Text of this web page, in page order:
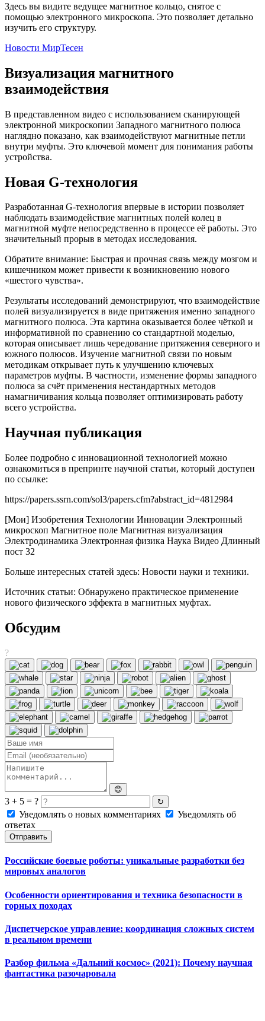
Здесь вы видите ведущее магнитное кольцо, снятое с
помощью электронного микроскопа. Это позволяет детально
изучить его структуру.
Новости МирТесен
Визуализация магнитного
взаимодействия
В представленном видео с использованием сканирующей
электронной микроскопии Западного магнитного полюса
наглядно показано, как взаимодействуют магнитные петли
внутри муфты. Это ключевой момент для понимания работы
устройства.
Новая G-технология
Разработанная G-технология впервые в истории позволяет
наблюдать взаимодействие магнитных полей колец в
магнитной муфте непосредственно в процессе её работы. Это
значительный прорыв в методах исследования.
Обратите внимание: Быстрая и прочная связь между мозгом и
кишечником может привести к возникновению нового
«шестого чувства».
Результаты исследований демонстрируют, что взаимодействие
полей визуализируется в виде притяжения именно западного
магнитного полюса. Эта картина оказывается более чёткой и
информативной по сравнению со стандартной моделью,
которая описывает лишь чередование притяжения северного и
южного полюсов. Изучение магнитной связи по новым
методикам открывает путь к улучшению ключевых
параметров муфты. В частности, изменение формы западного
полюса за счёт применения нестандартных методов
намагничивания кольца позволяет оптимизировать работу
всего устройства.
Научная публикация
Более подробно с инновационной технологией можно
ознакомиться в препринте научной статьи, который доступен
по ссылке:
https://papers.ssrn.com/sol3/papers.cfm?abstract_id=4812984
[Мои] Изобретения Технологии Инновации Электронный
микроскоп Магнитное поле Магнитная визуализация
Электродинамика Электронная физика Наука Видео Длинный
пост 32
Больше интересных статей здесь: Новости науки и техники.
Источник статьи: Обнаружено практическое применение
нового физического эффекта в магнитных муфтах.
Обсудим
?
😊
3 + 5 = ? ↻
Уведомлять о новых комментариях
Уведомлять об
ответах
Отправить
Российские боевые роботы: уникальные разработки без
мировых аналогов
Особенности ориентирования и техника безопасности в
горных походах
Диспетчерское управление: координация сложных систем
в реальном времени
Разбор фильма «Дальний космос» (2021): Почему научная
фантастика разочаровала